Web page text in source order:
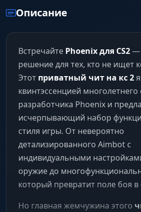
Описание
Встречайте Phoenix для CS2—
решение для тех, кто не ищет
Этот приватный чит на кс 2
квинтэссенцией
разработчика Phoenix и
исчерпывающий набор
стиля игры. От невероятно
детализированного Aimbot с
индивидуальными
оружие до
который превратит поле боя в
Но главная жемчужина этого